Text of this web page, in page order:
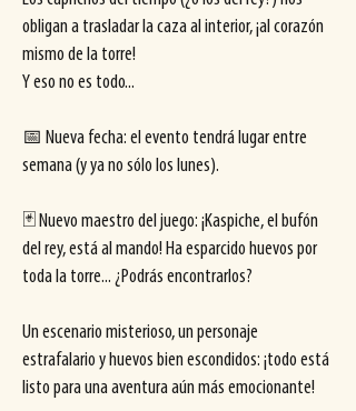
obligan a trasladar la caza al interior, ¡al corazón
mismo de la torre!
Y eso no es todo...
📅 Nueva fecha: el evento tendrá lugar entre
semana (y ya no sólo los lunes).
🃏 Nuevo maestro del juego: ¡Kaspiche, el bufón
del rey, está al mando! Ha esparcido huevos por
toda la torre... ¿Podrás encontrarlos?
Un escenario misterioso, un personaje
estrafalario y huevos bien escondidos: ¡todo está
listo para una aventura aún más emocionante!